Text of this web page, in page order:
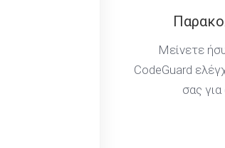
Μείνετε
CodeGuard
σας